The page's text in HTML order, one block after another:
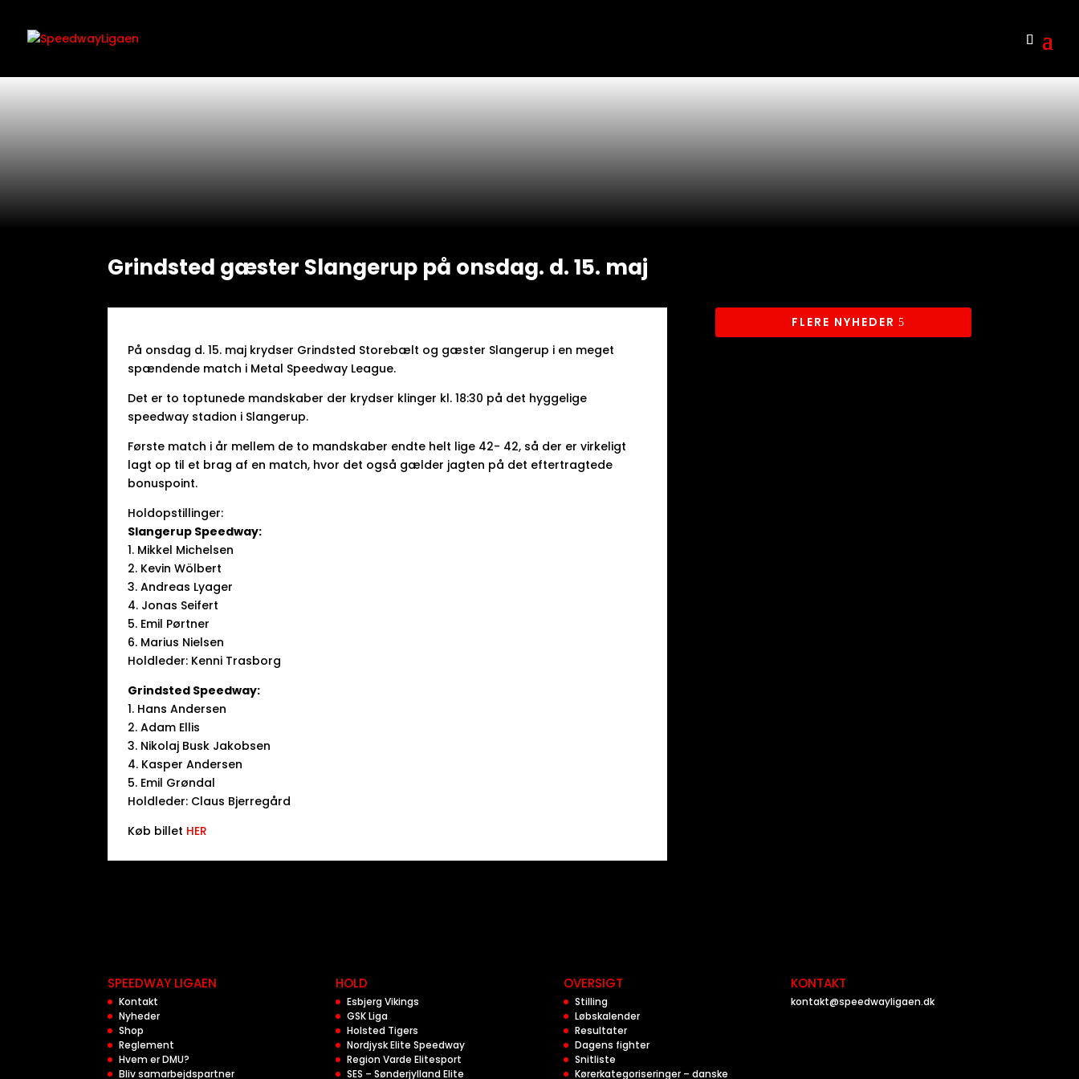
Grindsted gæster Slangerup på onsdag. d. 15. maj
På onsdag d. 15. maj krydser Grindsted Storebælt og gæster Slangerup i en meget
spændende match i Metal Speedway League.
Det er to toptunede mandskaber der krydser klinger kl. 18:30 på det hyggelige
speedway stadion i Slangerup.
Første match i år mellem de to mandskaber endte helt lige 42- 42, så der er virkeligt
lagt op til et brag af en match, hvor det også gælder jagten på det eftertragtede
bonuspoint.
Holdopstillinger:
Slangerup Speedway:
1. Mikkel Michelsen
2. Kevin Wölbert
3. Andreas Lyager
4. Jonas Seifert
5. Emil Pørtner
6. Marius Nielsen
Holdleder: Kenni Trasborg
Grindsted Speedway:
1. Hans Andersen
2. Adam Ellis
3. Nikolaj Busk Jakobsen
4. Kasper Andersen
5. Emil Grøndal
Holdleder: Claus Bjerregård
Køb billet HER
FLERE NYHEDER
SPEEDWAY LIGAEN
Kontakt
Nyheder
Shop
Reglement
Hvem er DMU?
Bliv samarbejdspartner
HOLD
Esbjerg Vikings
GSK Liga
Holsted Tigers
Nordjysk Elite Speedway
Region Varde Elitesport
SES – Sønderjylland Elite
OVERSIGT
Stilling
Løbskalender
Resultater
Dagens fighter
Snitliste
Kørerkategoriseringer – danske
KONTAKT
kontakt@speedwayligaen.dk